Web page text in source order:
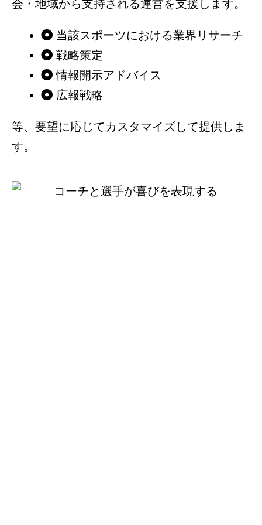
会・地域から支持される運営を支援します。
当該スポーツにおける業界リサーチ
戦略策定
情報開示アドバイス
広報戦略
等、要望に応じてカスタマイズして提供しま
す。